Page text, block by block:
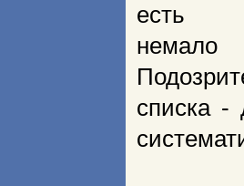
есть
списка -